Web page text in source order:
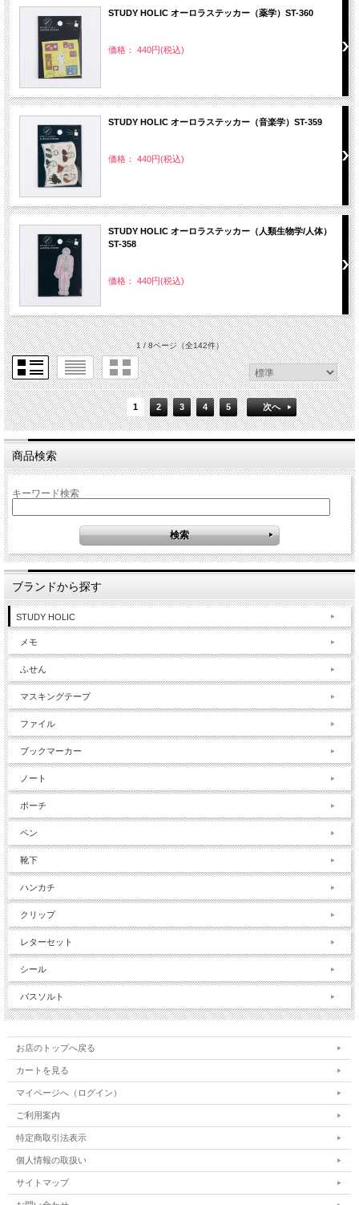
STUDY HOLIC オーロラステッカー（薬学）ST-360
価格： 440円(税込)
STUDY HOLIC オーロラステッカー（音楽学）ST-359
価格： 440円(税込)
STUDY HOLIC オーロラステッカー（人類生物学/人体）
ST-358
価格： 440円(税込)
1 / 8ページ（全142件）
1 2 3 4 5 次へ
商品検索
キーワード検索
ブランドから探す
STUDY HOLIC
メモ
ふせん
マスキングテープ
ファイル
ブックマーカー
ノート
ポーチ
ペン
靴下
ハンカチ
クリップ
レターセット
シール
バスソルト
お店のトップへ戻る
カートを見る
マイページへ（ログイン）
ご利用案内
特定商取引法表示
個人情報の取扱い
サイトマップ